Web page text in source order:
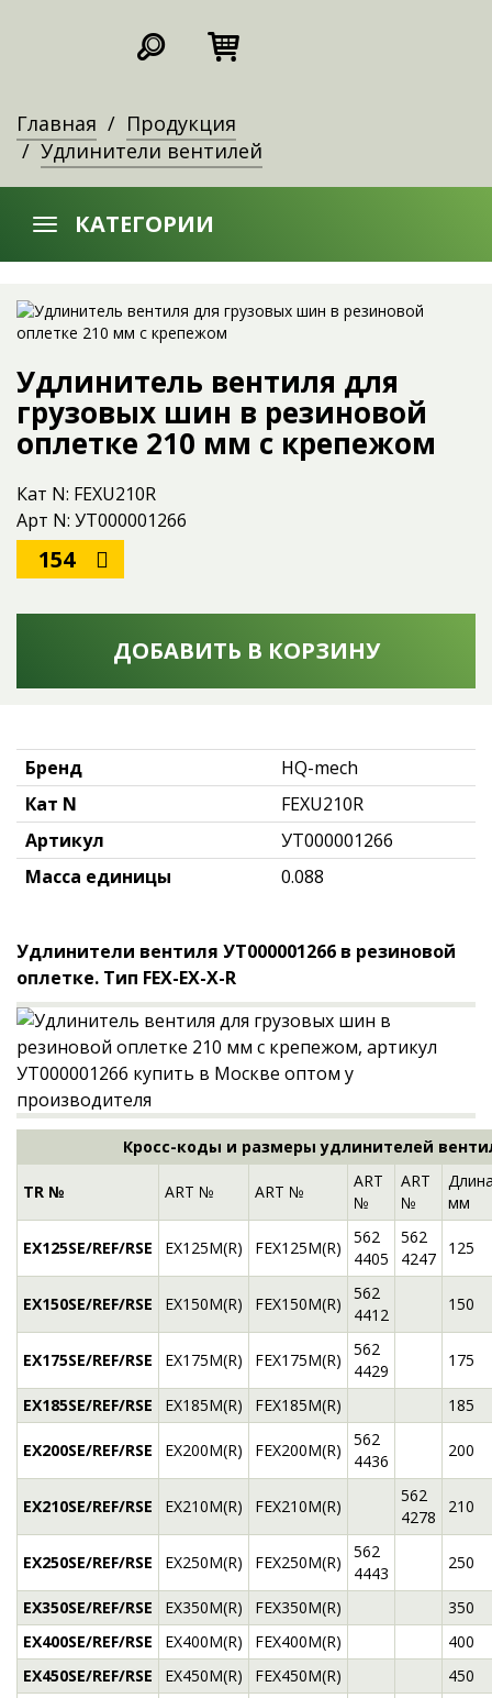
Главная
Продукция
Удлинители вентилей
КАТЕГОРИИ
Удлинитель вентиля для
грузовых шин в резиновой
оплетке 210 мм с крепежом
Кат N: FЕХU210R
Арт N: УТ000001266
154
ДОБАВИТЬ В КОРЗИНУ
Бренд
HQ-mech
Кат N
FЕХU210R
Артикул
УТ000001266
Масса единицы
0.088
Удлинители вентиля УТ000001266 в резиновой
оплетке. Тип FEX-EX-X-R
Кросс-коды и размеры удлинителей
TR № ART № ART №
ART
№
ART
№
мм
EX125SE/REF/RSE EX125M(R) FEX125M(R)
562
4405
562
4247
125
EX150SE/REF/RSE EX150M(R) FEX150M(R)
562
4412
150
EX175SE/REF/RSE EX175M(R) FEX175M(R)
562
4429
175
EX185SE/REF/RSE EX185M(R) FEX185M(R) 185
EX200SE/REF/RSE EX200M(R) FEX200M(R)
562
4436
200
EX210SE/REF/RSE EX210M(R) FEX210M(R)
562
4278
210
EX250SE/REF/RSE EX250M(R) FEX250M(R)
562
4443
250
EX350SE/REF/RSE EX350M(R) FEX350M(R)
350
EX400SE/REF/RSE
EX400M(R) FEX400M(R)
400
EX450SE/REF/RSE
EX450M(R) FEX450M(R)
450